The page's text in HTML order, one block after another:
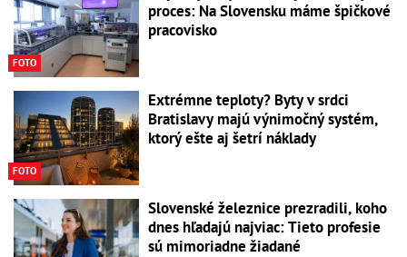
FOTO
proces: Na Slovensku máme špičkové
pracovisko
FOTO
Extrémne teploty? Byty v srdci
Bratislavy majú výnimočný systém,
ktorý ešte aj šetrí náklady
Slovenské železnice prezradili, koho
dnes hľadajú najviac: Tieto profesie
sú mimoriadne žiadané